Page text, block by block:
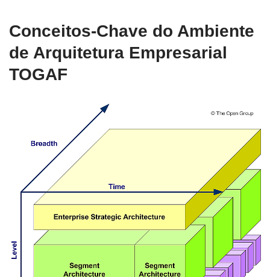
Conceitos-Chave do Ambiente
de Arquitetura Empresarial
TOGAF